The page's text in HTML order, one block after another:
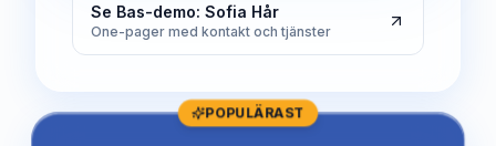
Se Bas-demo: Sofia Hår
One-pager med kontakt och tjänster
POPULÄRAST